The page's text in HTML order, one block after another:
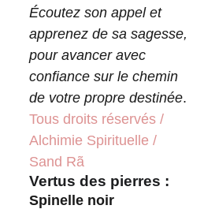
Écoutez son appel et
apprenez de sa sagesse,
pour avancer avec
confiance sur le chemin
de votre propre destinée.
Tous droits réservés /
Alchimie Spirituelle /
Sand Rã
Vertus des pierres :
Spinelle noir